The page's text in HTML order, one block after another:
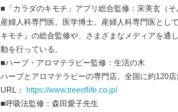
■「カラダのキモチ」アプリ総合監修：宋美玄（
産婦人科専門医。医学博士。産婦人科専門医とし
キモチ』の総合監修や、さまざまなメディアを通
動を行っている。
■ハーブ・アロマテラピー監修：生活の木
ハーブとアロマテラピーの専門店。全国に約120店
URL：
https://www.treeoflife.co.jp/
■呼吸法監修：森田愛子先生